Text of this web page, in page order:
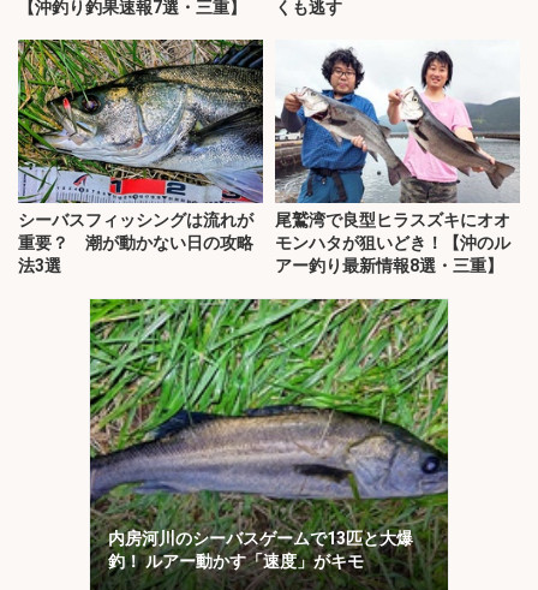
【沖釣り釣果速報7選・三重】 くも逃す
シーバスフィッシングは流れが
重要？ 潮が動かない日の攻略
法3選
尾鷲湾で良型ヒラスズキにオオ
モンハタが狙いどき！【沖のル
アー釣り最新情報8選・三重】
内房河川のシーバスゲームで13匹と大爆
釣！ ルアー動かす「速度」がキモ